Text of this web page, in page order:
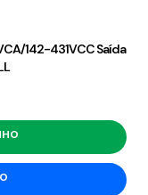
142-431VCC Saída